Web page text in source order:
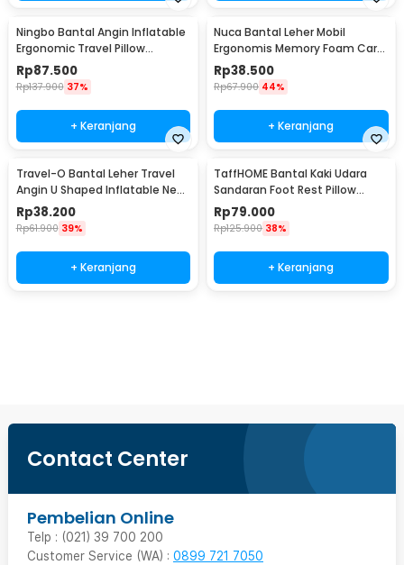
Ningbo Bantal Angin Inflatable
Ergonomic Travel Pillow
Support - NT10
Rp87.500
Rp137.900 37%
+ Keranjang
Nuca Bantal Leher Mobil
Ergonomis Memory Foam Car
Headrest Pillow - NC33
Rp38.500
Rp67.900 44%
+ Keranjang
Travel-O Bantal Leher Travel
Angin U Shaped Inflatable Neck
Pillow - RH30
Rp38.200
Rp61.900 39%
+ Keranjang
TaffHOME Bantal Kaki Udara
Sandaran Foot Rest Pillow
Inflatable - BAT24
Rp79.000
Rp125.900 38%
+ Keranjang
Contact Center
Pembelian Online
Telp : (021) 39 700 200
Customer Service (WA) : 0899 721 7050